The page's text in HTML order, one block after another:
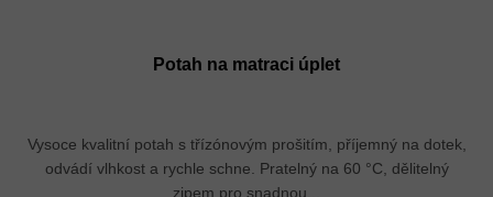
Potah na matraci úplet
Vysoce kvalitní potah s třízónovým prošitím, příjemný na dotek,
odvádí vlhkost a rychle schne. Pratelný na 60 °C, dělitelný
zipem pro snadnou...